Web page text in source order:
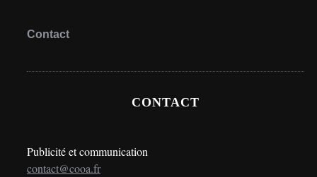
Contact
CONTACT
Publicité et communication
contact@cooa.fr